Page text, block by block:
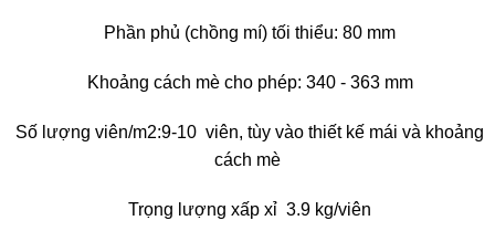
Phần phủ (chồng mí) tối thiểu: 80 mm
Khoảng cách mè cho phép: 340 - 363 mm
Số lượng viên/m2:9-10 viên, tùy vào thiết kế mái và khoảng
cách mè
Trọng lượng xấp xỉ 3.9 kg/viên